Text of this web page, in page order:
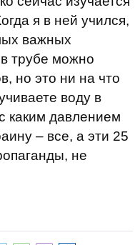
я в ней учился,
важных
трубе можно
но это ни на что
воду в
каким давлением
– все, а эти 25
не